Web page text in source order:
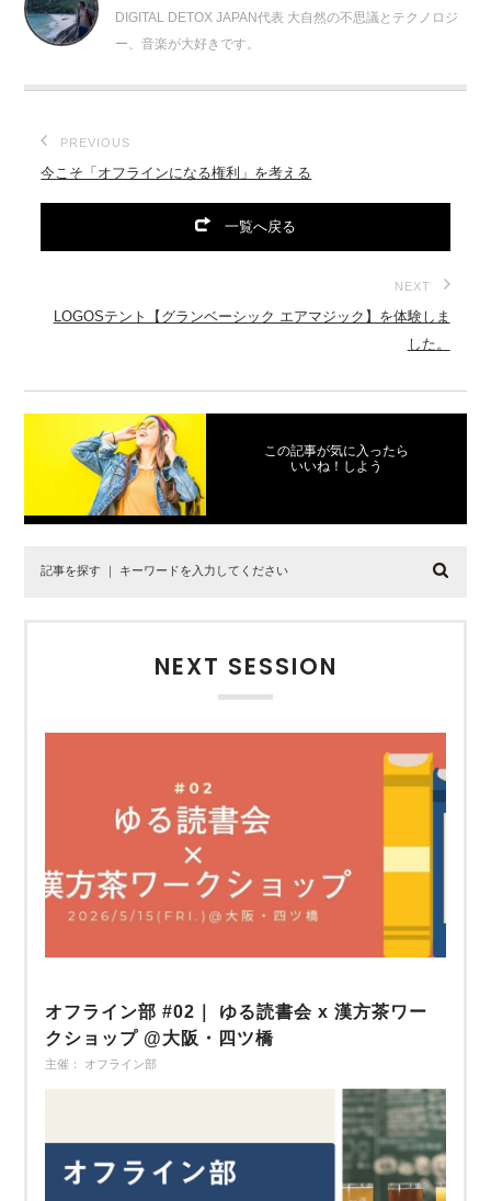
DIGITAL DETOX JAPAN代表 大自然の不思議とテクノロジ
ー、音楽が大好きです。
PREVIOUS
今こそ「オフラインになる権利」を考える
一覧へ戻る
NEXT
LOGOSテント【グランベーシック エアマジック】を体験しま
した。
この記事が気に入ったら
いいね！しよう
NEXT SESSION
オフライン部 #02｜ ゆる読書会 x 漢方茶ワー
クショップ @大阪・四ツ橋
主催： オフライン部